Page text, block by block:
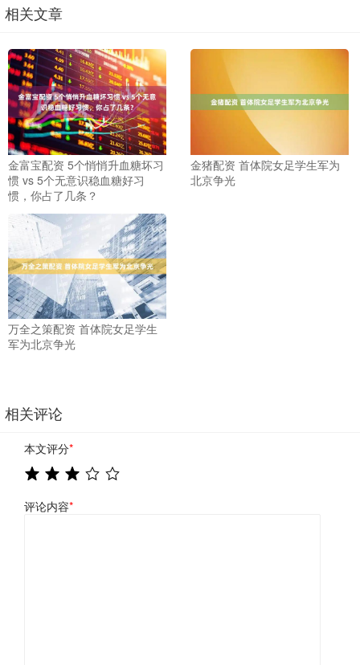
相关文章
金富宝配资 5个悄悄升血糖坏习
惯 vs 5个无意识稳血糖好习
惯，你占了几条？
金猪配资 首体院女足学生军为
北京争光
万全之策配资 首体院女足学生
军为北京争光
相关评论
本文评分*
评论内容*